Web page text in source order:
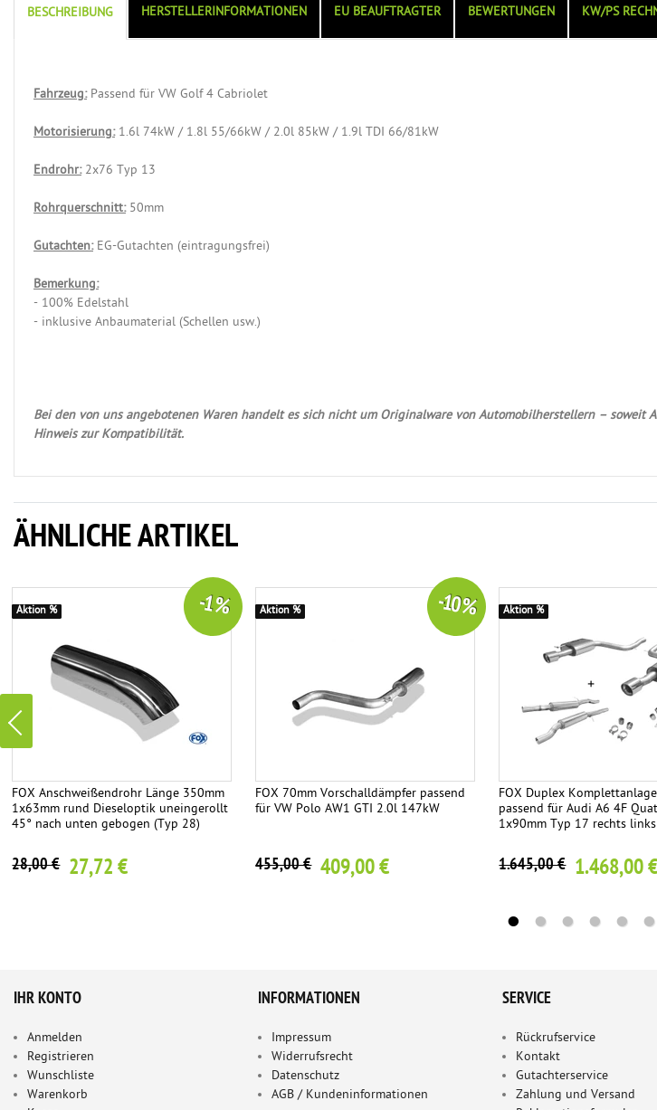
BESCHREIBUNG HERSTELLERINFORMATIONEN EU BEAUFTRAGTER BEWERTUNGEN KW/PS
Fahrzeug:Passend für VW Golf 4 Cabriolet
Motorisierung:1.6l 74kW / 1.8l 55/66kW / 2.0l 85kW / 1.9l TDI 66/81kW
Endrohr:2x76 Typ 13
Rohrquerschnitt:50mm
Gutachten:EG-Gutachten (eintragungsfrei)
Bemerkung:
- 100% Edelstahl
- inklusive Anbaumaterial (Schellen usw.)
Bei den von uns angebotenen Waren handelt es sich nicht um Originalware von Automobilherstellern –
Hinweis zur Kompatibilität.
ÄHNLICHE ARTIKEL
FOX Anschweißendrohr Länge 350mm
1x63mm rund Dieseloptik uneingerollt
45° nach unten gebogen (Typ 28)
28,00 € 27,72 €
-1 %
Aktion %
FOX 70mm Vorschalldämpfer passend
für VW Polo AW1 GTI 2.0l 147kW
455,00 € 409,00 €
-10 %
Aktion %
FOX Duplex
passend für Audi A6 4F
1x90mm Typ 17 rechts links
1.645,00 € 1.468,00 €
Aktion %
IHR KONTO
Anmelden
Registrieren
Wunschliste
Warenkorb
INFORMATIONEN
Impressum
Widerrufsrecht
Datenschutz
AGB / Kundeninformationen
SERVICE
Rückrufservice
Kontakt
Gutachterservice
Zahlung und Versand